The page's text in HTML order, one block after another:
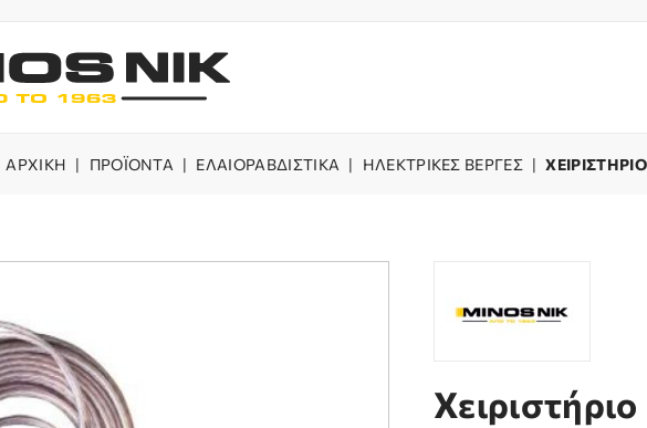
ΑΡΧΙΚΗ | ΠΡΟΪΌΝΤΑ | ΕΛΑΙΟΡΑΒΔΙΣΤΙΚΑ | ΗΛΕΚΤΡΙΚΕΣ ΒΕΡΓΕΣ |